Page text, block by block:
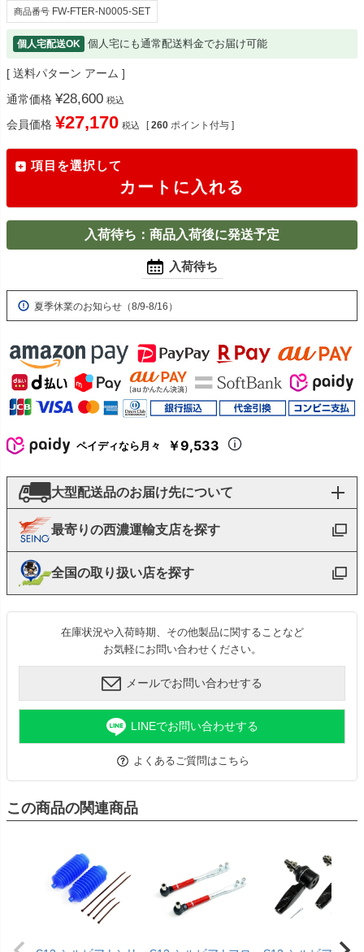
商品番号 FW-FTER-N0005-SET
個人宅配送OK 個人宅にも通常配送料金でお届け可能
送料パターン アーム
通常価格 ¥28,600 税込
会員価格 ¥27,170 税込 [ 260 ポイント付与 ]
項目を選択して
カートに入れる
入荷待ち：商品入荷後に発送予定
入荷待ち
夏季休業のお知らせ（8/9-8/16）
ペイディなら月々 ￥9,533
大型配送品のお届け先について
最寄りの西濃運輸支店を探す
全国の取り扱い店を探す
在庫状況や入荷時期、その他製品に関することなど
お気軽にお問い合わせください。
メールでお問い合わせする
LINEでお問い合わせする
よくあるご質問はこちら
この商品の関連商品